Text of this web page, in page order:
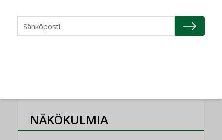
vakiinnuttavat asemansa taloyhtiöissä
LEHDEN ARTIKKELIT
NÄKÖKULMIA